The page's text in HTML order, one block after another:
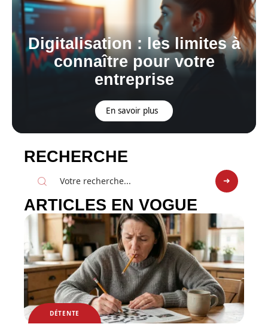
Digitalisation : les limites à
connaître pour votre
entreprise
En savoir plus
RECHERCHE
ARTICLES EN VOGUE
DÉTENTE